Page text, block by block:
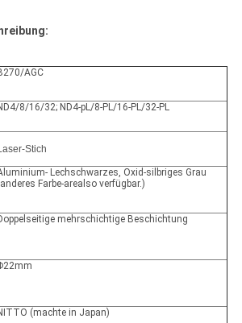
AGC
8/16/32; ND4-pL/8-PL/16-PL/32-PL
Stich
Lechschwarzes, Oxid-silbriges Grau
Farbe-arealso verfügbar.)
mehrschichtige Beschichtung
(machte in Japan)